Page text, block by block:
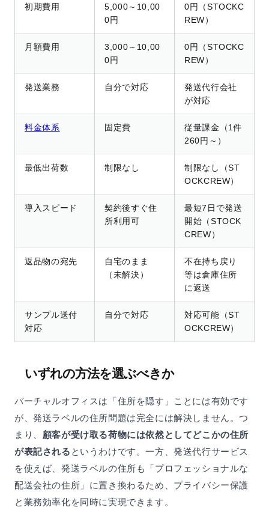
初期費用
5,000～10,00
0円
0円（STOCKC
REW）
月額費用
3,000～10,00
0円
0円（STOCKC
REW）
発送業務 自分で対応
発送代行会社
が対応
料金体系 固定費
従量課金（1件
260円～）
最低出荷数 制限なし
制限なし（ST
OCKCREW）
導入スピード
契約後すぐ住
所利用可
最短7日で発送
開始（STOCK
CREW）
返品物の宛先
自宅のまま
（未解決）
不在持ち戻り
等は倉庫住所
に返送
サンプル送付
対応
自分で対応
対応可能（ST
OCKCREW）
いずれの方法を選ぶべきか
バーチャルオフィスは「住所を隠す」ことには有効です
が、発送ラベルの住所問題は完全には解決しません。つ
まり、 顧客が受け取る荷物には依然としてどこかの住所
が表記される というわけです。一方、発送代行サービス
を使えば、発送ラベルの住所も「プロフェッショナルな
配送会社の住所」に置き換わるため、プライバシー保護
と業務効率化を同時に実現できます。